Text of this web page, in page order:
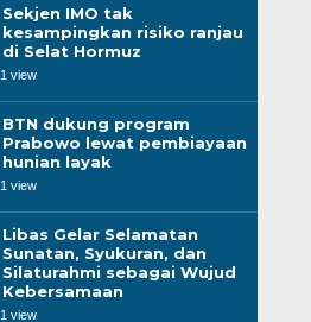
Sekjen IMO tak
kesampingkan risiko ranjau
di Selat Hormuz
1 view
BTN dukung program
Prabowo lewat pembiayaan
hunian layak
1 view
Libas Gelar Selamatan
Sunatan, Syukuran, dan
Silaturahmi sebagai Wujud
Kebersamaan
1 view